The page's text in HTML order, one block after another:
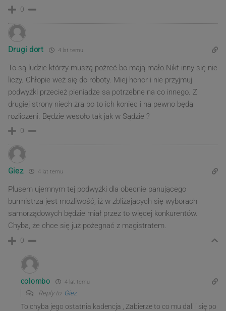
0
Drugi dort 4 lat temu
To są ludzie którzy muszą pożreć bo mają mało.Nikt inny się nie
liczy. Chłopie weż się do roboty. Miej honor i nie przyjmuj
podwyżki przecież pieniadze sa potrzebne na co innego. Z
drugiej strony niech żrą bo to ich koniec i na pewno będą
rozliczeni. Będzie wesoło tak jak w Sądzie ?
0
Giez 4 lat temu
Plusem ujemnym tej podwyżki dla obecnie panującego
burmistrza jest możliwość, iż w zbliżających się wyborach
samorządowych będzie miał przez to więcej konkurentów.
Chyba, że chce się już pożegnać z magistratem.
0
colombo 4 lat temu
Reply to Giez
To chyba jego ostatnia kadencja , Zabierze to co mu dali i się po